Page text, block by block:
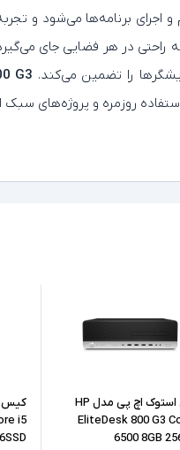
برنامه‌ها می‌شود و
در هر فضایی جای
را تضمین می‌کند. G3
روزمره و پروژه‌های
کیس استوک اچ پی مدل HP
EliteDesk 800 G3
6500 8GB
i5